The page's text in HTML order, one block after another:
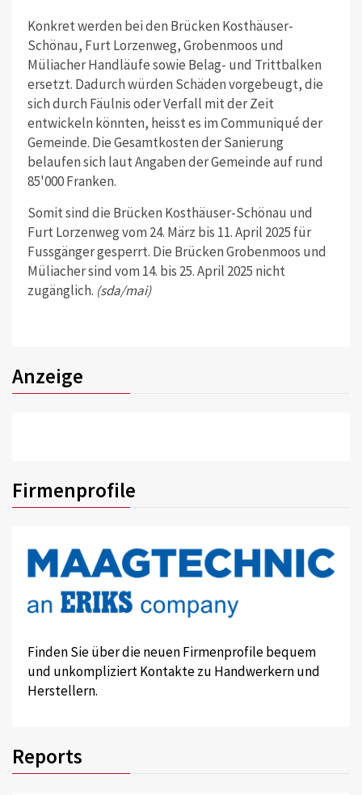
Konkret werden bei den Brücken Kosthäuser-
Schönau, Furt Lorzenweg, Grobenmoos und
Müliacher Handläufe sowie Belag- und Trittbalken
ersetzt. Dadurch würden Schäden vorgebeugt, die
sich durch Fäulnis oder Verfall mit der Zeit
entwickeln könnten, heisst es im Communiqué der
Gemeinde. Die Gesamtkosten der Sanierung
belaufen sich laut Angaben der Gemeinde auf rund
85'000 Franken.
Somit sind die Brücken Kosthäuser-Schönau und
Furt Lorzenweg vom 24. März bis 11. April 2025 für
Fussgänger gesperrt. Die Brücken Grobenmoos und
Müliacher sind vom 14. bis 25. April 2025 nicht
zugänglich. (sda/mai)
Anzeige
Firmenprofile
Finden Sie über die neuen Firmenprofile bequem
und unkompliziert Kontakte zu Handwerkern und
Herstellern.
Reports